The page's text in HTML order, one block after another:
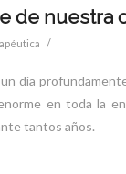
de nuestra
/
un día
en toda la
tantos años.